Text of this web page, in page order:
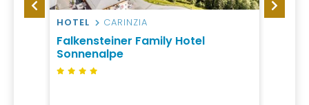
HOTEL CARINZIA
Falkensteiner Family Hotel
Sonnenalpe